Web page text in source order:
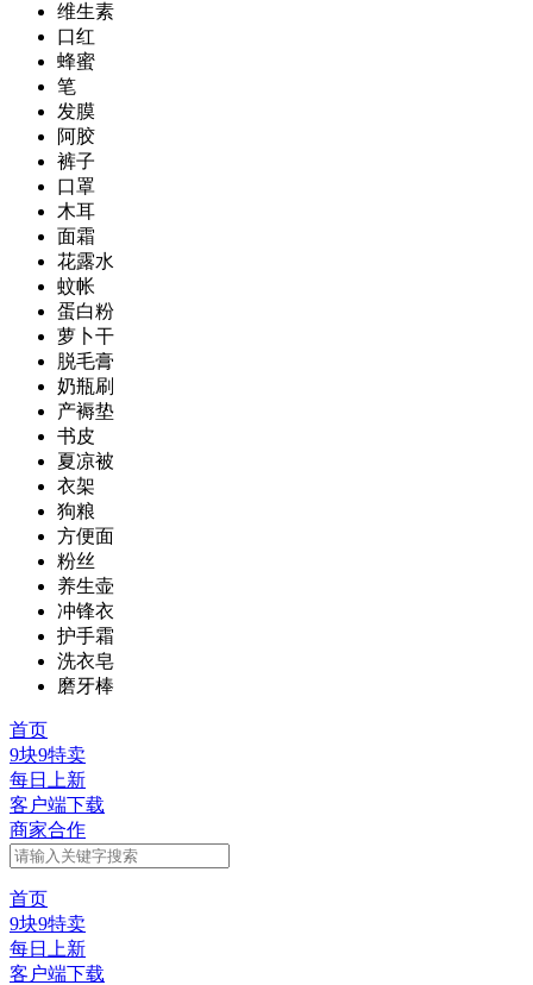
维生素
口红
蜂蜜
笔
发膜
阿胶
裤子
口罩
木耳
面霜
花露水
蚊帐
蛋白粉
萝卜干
脱毛膏
奶瓶刷
产褥垫
书皮
夏凉被
衣架
狗粮
方便面
粉丝
养生壶
冲锋衣
护手霜
洗衣皂
磨牙棒
首页
9块9特卖
每日上新
客户端下载
商家合作
首页
9块9特卖
每日上新
客户端下载